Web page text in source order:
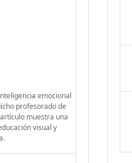
emocional
profesorado de
muestra una
visual y